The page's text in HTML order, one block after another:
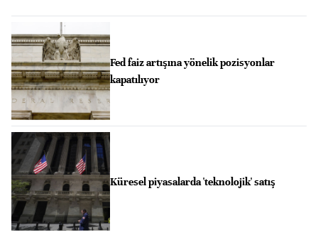
Fed faiz artışına yönelik pozisyonlar
kapatılıyor
Küresel piyasalarda 'teknolojik' satış